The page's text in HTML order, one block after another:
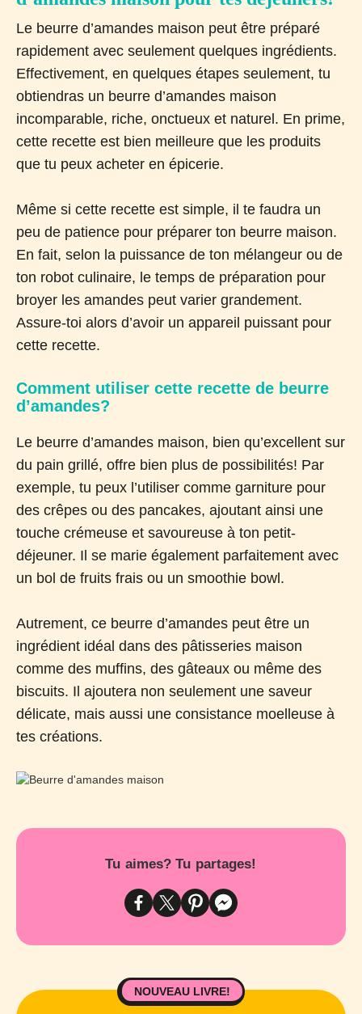
Le beurre d’amandes maison peut être préparé
rapidement avec seulement quelques ingrédients.
Effectivement, en quelques étapes seulement, tu
obtiendras un beurre d’amandes maison
incomparable, riche, onctueux et naturel. En prime,
cette recette est bien meilleure que les produits
que tu peux acheter en épicerie.
Même si cette recette est simple, il te faudra un
peu de patience pour préparer ton beurre maison.
En fait, selon la puissance de ton mélangeur ou de
ton robot culinaire, le temps de préparation pour
broyer les amandes peut varier grandement.
Assure-toi alors d’avoir un appareil puissant pour
cette recette.
Comment utiliser cette recette de beurre
d’amandes?
Le beurre d’amandes maison, bien qu’excellent sur
du pain grillé, offre bien plus de possibilités! Par
exemple, tu peux l’utiliser comme garniture pour
des crêpes ou des pancakes, ajoutant ainsi une
touche crémeuse et savoureuse à ton petit-
déjeuner. Il se marie également parfaitement avec
un bol de fruits frais ou un smoothie bowl.
Autrement, ce beurre d’amandes peut être un
ingrédient idéal dans des pâtisseries maison
comme des muffins, des gâteaux ou même des
biscuits. Il ajoutera non seulement une saveur
délicate, mais aussi une consistance moelleuse à
tes créations.
Tu aimes? Tu partages!
NOUVEAU LIVRE!